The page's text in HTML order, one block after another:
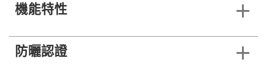
機能特性
防曬認證